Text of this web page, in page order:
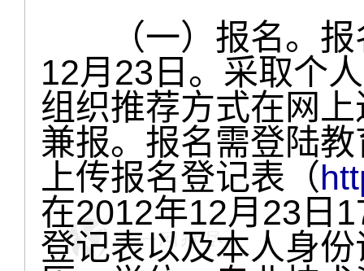
（一）报名。报
12月23日。采取个
组织推荐方式在网
兼报。报名需登陆
上传报名登记表（
在2012年12月23日
登记表以及本人身